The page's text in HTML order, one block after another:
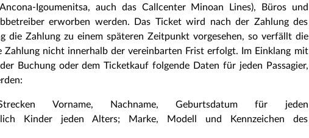
Igoumenitsa, auch das Callcenter Minoan Lines), Büros und
erworben werden. Das Ticket wird nach der Zahlung des
die Zahlung zu einem späteren Zeitpunkt vorgesehen, so verfällt die
nicht innerhalb der vereinbarten Frist erfolgt. Im Einklang mit
Buchung oder dem Ticketkauf folgende Daten für jeden Passagier,
Vorname, Nachname, Geburtsdatum für jeden
Kinder jeden Alters; Marke, Modell und Kennzeichen des